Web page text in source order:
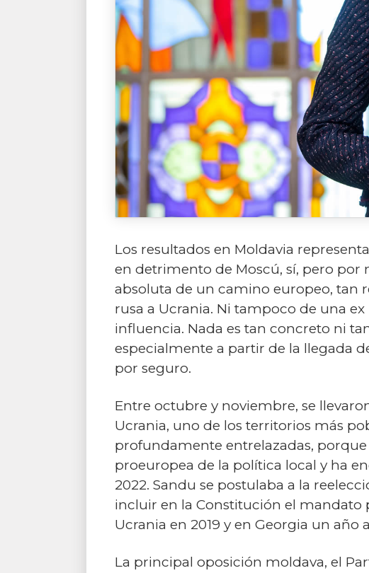
Los resultados en Moldavia
en detrimento de Moscú, sí, pero por
absoluta de un camino europeo, tan
rusa a Ucrania. Ni tampoco de una
influencia. Nada es tan concreto ni
especialmente a partir de la llegada
por seguro.
Entre octubre y noviembre, se
Ucrania, uno de los territorios más
profundamente entrelazadas, porque
proeuropea de la política local y ha
2022. Sandu se postulaba a la
incluir en la Constitución el mandato
Ucrania en 2019 y en Georgia un año
La principal oposición moldava, el